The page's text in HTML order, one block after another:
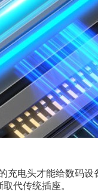
充电头才能给数码
代传统插座。